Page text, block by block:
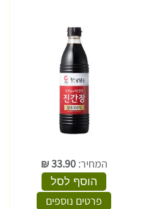
המחיר:33.90
₪
הוסף לסל
פרטים נוספים